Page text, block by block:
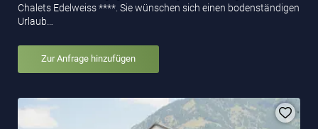
Chalets Edelweiss ****. Sie wünschen sich einen bodenständigen
Urlaub…
Zur Anfrage hinzufügen